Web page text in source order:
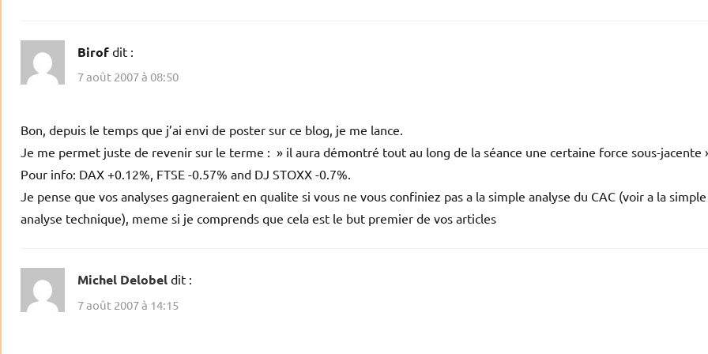
Birof dit :
7 août 2007 à 08:50
Bon, depuis le temps que j’ai envi de poster sur ce blog, je me lance.
Je me permet juste de revenir sur le terme : » il aura démontré tout au long de la séance une certaine force sous-
Pour info: DAX +0.12%, FTSE -0.57% and DJ STOXX -0.7%.
Je pense que vos analyses gagneraient en qualite si vous ne vous confiniez pas a la simple analyse du CAC (voir a la simple
analyse technique), meme si je comprends que cela est le but premier de vos articles
Michel Delobel dit :
7 août 2007 à 14:15